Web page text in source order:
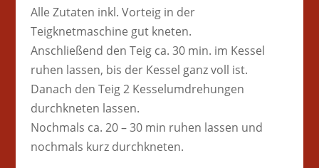
Alle Zutaten inkl. Vorteig in der
Teigknetmaschine gut kneten.
Anschließend den Teig ca. 30 min. im Kessel
ruhen lassen, bis der Kessel ganz voll ist.
Danach den Teig 2 Kesselumdrehungen
durchkneten lassen.
Nochmals ca. 20 – 30 min ruhen lassen und
nochmals kurz durchkneten.